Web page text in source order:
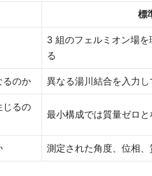
標
3 組のフェルミオン場
る
るのか 異なる湯川結合を入力
じるの
最小構成では質量ゼロ
測定された角度、位相